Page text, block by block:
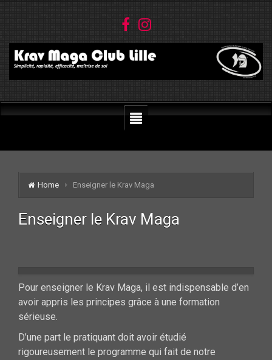
Home Enseigner le Krav Maga
Enseigner le Krav Maga
Pour enseigner le Krav Maga, il est indispensable d’en
avoir appris les principes grâce à une formation
sérieuse.
D’une part le pratiquant doit avoir étudié
rigoureusement le programme qui fait de notre